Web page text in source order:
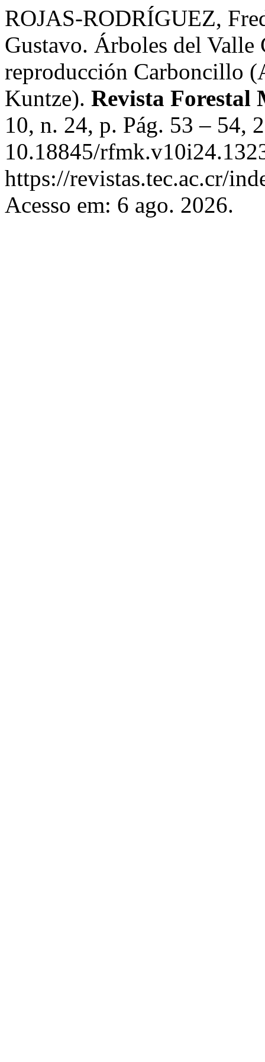
ROJAS-RODRÍGUEZ,
Gustavo. Árboles del Valle
reproducción Carboncillo
Kuntze). Revista Forestal
10, n. 24, p. Pág. 53 – 54,
10.18845/
https://revistas.tec.ac.cr/
Acesso em: 6 ago. 2026.